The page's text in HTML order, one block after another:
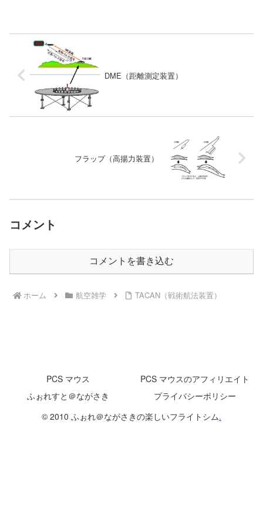
DME（距離測定装置）
フラップ（高揚力装置）
コメント
コメントを書き込む
ホーム 航空雑学 TACAN（戦術航法装置）
PCS マウス
PCS マウスのアフィリエイト
ふぉれすと＠ながさき
プライバシーポリシー
© 2010 ふぉれ＠ながさきの楽しいフライトシム.